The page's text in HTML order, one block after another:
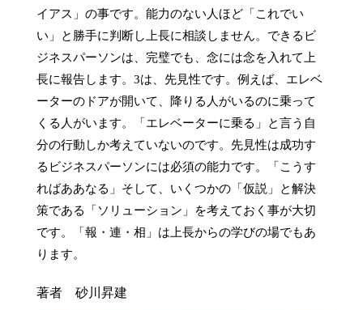
イアス」の事です。能力のない人ほど「これでい
い」と勝手に判断し上長に相談しません。できるビ
ジネスパーソンは、完璧でも、念には念を入れて上
長に報告します。3は、先見性です。例えば、エレベ
ーターのドアが開いて、降りる人がいるのに乗って
くる人がいます。「エレベーターに乗る」と言う自
分の行動しか考えていないのです。先見性は成功す
るビジネスパーソンには必須の能力です。「こうす
ればああなる」そして、いくつかの「仮説」と解決
策である「ソリューション」を考えておく事が大切
です。「報・連・相」は上長からの学びの場でもあ
著者 砂川昇建